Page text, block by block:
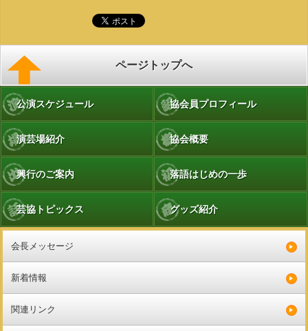
ページトップへ
公演スケジュール 協会員プロフィール
演芸場紹介 協会概要
興行のご案内 落語はじめの一歩
芸協トピックス グッズ紹介
会長メッセージ
新着情報
関連リンク